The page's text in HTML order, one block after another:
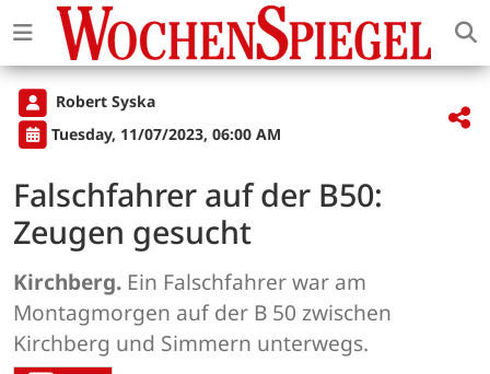
Robert Syska
Tuesday, 11/07/2023, 06:00 AM
Falschfahrer auf der B50:
Zeugen gesucht
Kirchberg. Ein Falschfahrer war am
Montagmorgen auf der B 50 zwischen
Kirchberg und Simmern unterwegs.